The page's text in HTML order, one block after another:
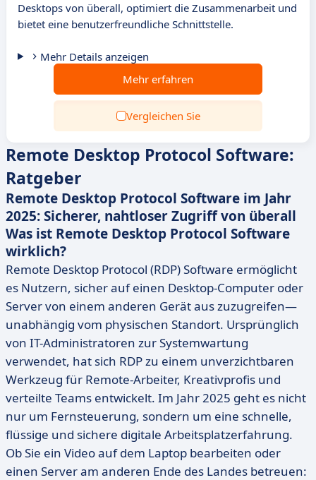
Desktops von überall, optimiert die Zusammenarbeit und
bietet eine benutzerfreundliche Schnittstelle.
Mehr Details anzeigen
Mehr erfahren
Vergleichen Sie
Remote Desktop Protocol Software:
Ratgeber
Remote Desktop Protocol Software im Jahr
2025: Sicherer, nahtloser Zugriff von überall
Was ist Remote Desktop Protocol Software
wirklich?
Remote Desktop Protocol (RDP) Software ermöglicht
es Nutzern, sicher auf einen Desktop-Computer oder
Server von einem anderen Gerät aus zuzugreifen—
unabhängig vom physischen Standort. Ursprünglich
von IT-Administratoren zur Systemwartung
verwendet, hat sich RDP zu einem unverzichtbaren
Werkzeug für Remote-Arbeiter, Kreativprofis und
verteilte Teams entwickelt. Im Jahr 2025 geht es nicht
nur um Fernsteuerung, sondern um eine schnelle,
flüssige und sichere digitale Arbeitsplatzerfahrung.
Ob Sie ein Video auf dem Laptop bearbeiten oder
einen Server am anderen Ende des Landes betreuen: